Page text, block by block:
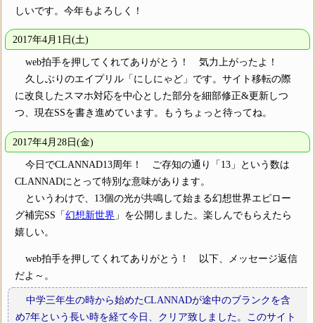
しいです。今年もよろしく！
2017年4月1日(土)
web拍手を押してくれてありがとう！ 気力上がったよ！
久しぶりのエイプリル「にしにゃど」です。サイト移転の際
に改良したスマホ対応を中心とした部分を細部修正&更新しつ
つ、現在SSを書き進めています。もうちょっと待ってね。
2017年4月28日(金)
今日でCLANNAD13周年！ ご存知の通り「13」という数は
CLANNADにとって特別な意味があります。
というわけで、13個の光が共鳴して始まる幻想世界エピロー
グ補完SS「幻想新世界 」を公開しました。楽しんでもらえたら
嬉しい。
web拍手を押してくれてありがとう！ 以下、メッセージ返信
だよ～。
中学三年生の時から始めたCLANNADが途中のブランクを含
め7年という長い時を経て今日、クリア致しました。このサイト